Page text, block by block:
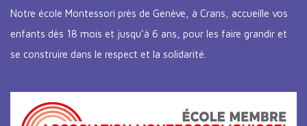
Notre école Montessori près de Genève, à Crans, accueille vos
enfants dès 18 mois et jusqu’à 6 ans, pour les faire grandir et
se construire dans le respect et la solidarité.